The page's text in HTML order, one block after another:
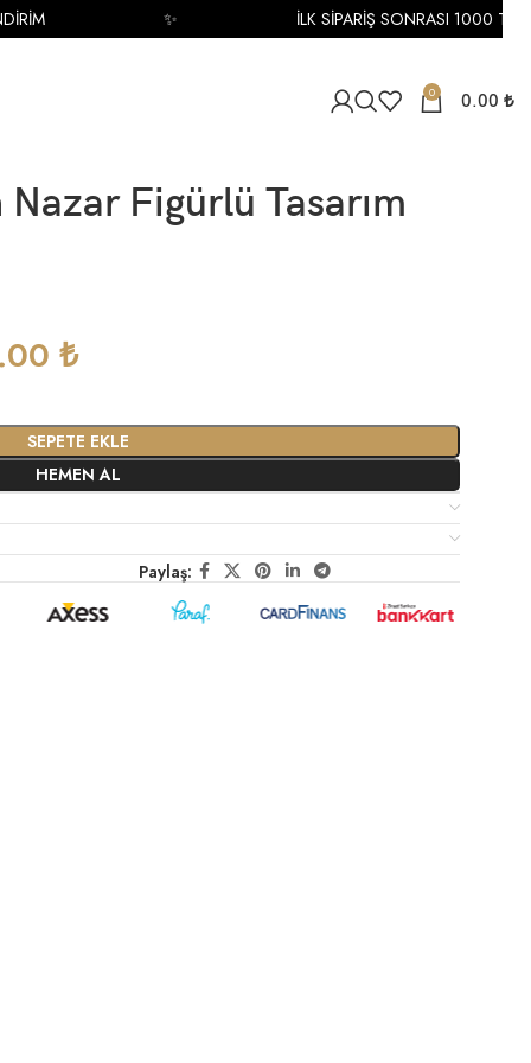
0 0.00 ₺
Nazar Figürlü Tasarım
₺
SEPETE EKLE
HEMEN AL
Paylaş:
İLK SİPARİŞ SONRASI 1000 TL